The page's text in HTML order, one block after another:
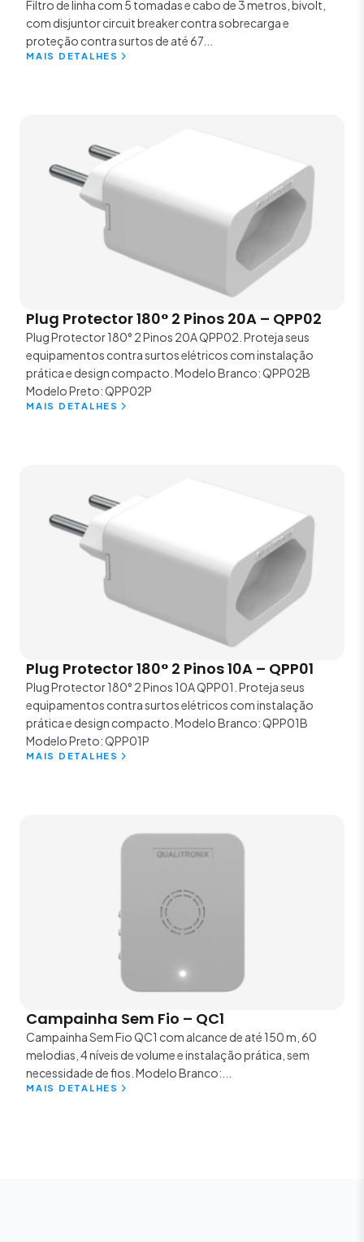
Filtro de linha com 5 tomadas e cabo de 3 metros, bivolt,
com disjuntor circuit breaker contra sobrecarga e
proteção contra surtos de até 67...
MAIS DETALHES
Plug Protector 180° 2 Pinos 20A – QPP02
Plug Protector 180° 2 Pinos 20A QPP02. Proteja seus
equipamentos contra surtos elétricos com instalação
prática e design compacto. Modelo Branco: QPP02B
Modelo Preto: QPP02P
MAIS DETALHES
Plug Protector 180° 2 Pinos 10A – QPP01
Plug Protector 180° 2 Pinos 10A QPP01. Proteja seus
equipamentos contra surtos elétricos com instalação
prática e design compacto. Modelo Branco: QPP01B
Modelo Preto: QPP01P
MAIS DETALHES
Campainha Sem Fio – QC1
Campainha Sem Fio QC1 com alcance de até 150 m, 60
melodias, 4 níveis de volume e instalação prática, sem
necessidade de fios. Modelo Branco:...
MAIS DETALHES